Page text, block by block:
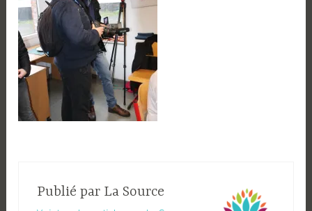
Publié par La Source